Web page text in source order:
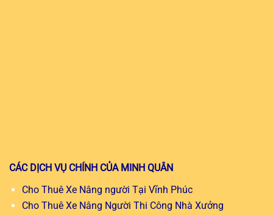
CÁC DỊCH VỤ CHÍNH CỦA MINH QUÂN
Cho Thuê Xe Nâng người Tại Vĩnh Phúc
Cho Thuê Xe Nâng Người Thi Công Nhà Xưởng